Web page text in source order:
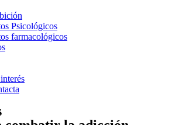
Psicológicos
farmacológicos